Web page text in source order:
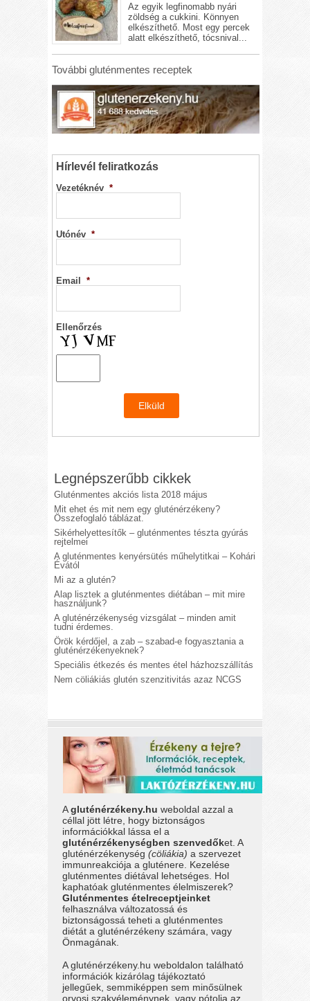
Az egyik legfinomabb nyári
zöldség a cukkini. Könnyen
elkészíthető. Most egy percek
alatt elkészíthető, tócsnival...
További gluténmentes receptek
Hírlevél feliratkozás
Vezetéknév *
Utónév *
Email *
Ellenőrzés
Legnépszerűbb cikkek
Gluténmentes akciós lista 2018 május
Mit ehet és mit nem egy gluténérzékeny?
Összefoglaló táblázat.
Sikérhelyettesítők – gluténmentes tészta gyúrás
rejtelmei
A gluténmentes kenyérsütés műhelytitkai – Kohári
Évától
Mi az a glutén?
Alap lisztek a gluténmentes diétában – mit mire
használjunk?
A gluténérzékenység vizsgálat – minden amit
tudni érdemes.
Örök kérdőjel, a zab – szabad-e fogyasztania a
gluténérzékenyeknek?
Speciális étkezés és mentes étel házhozszállítás
Nem cöliákiás glutén szenzitivitás azaz NCGS
Agluténérzékeny.hu weboldal azzal a
céllal jött létre, hogy biztonságos
információkkal lássa el a
gluténérzékenységben szenvedőket. A
gluténérzékenység(cöliákia) a szervezet
immunreakciója a gluténere. Kezelése
gluténmentes diétával lehetséges. Hol
kaphatóak gluténmentes élelmiszerek?
Gluténmentes ételreceptjeinket
felhasználva változatossá és
biztonságossá teheti a gluténmentes
diétát a gluténérzékeny számára, vagy
Önmagának.
A gluténérzékeny.hu weboldalon található
információk kizárólag tájékoztató
jellegűek, semmiképpen sem minősülnek
orvosi szakvéleménynek, vagy pótolja az